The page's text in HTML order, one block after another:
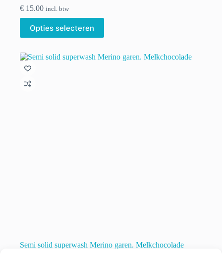
€ 15.00 incl. btw
Opties selecteren
Dit
product
heeft
variaties.
Deze
kan
Semi solid superwash Merino garen. Melkchocolade